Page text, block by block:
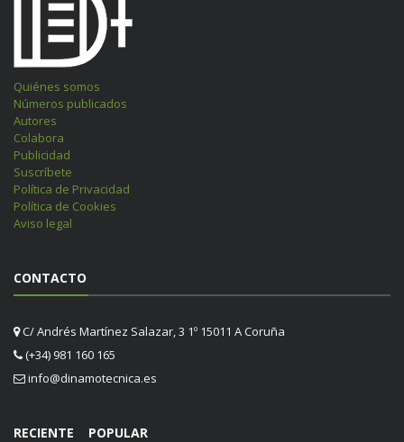
Quiénes somos
Números publicados
Autores
Colabora
Publicidad
Suscríbete
Política de Privacidad
Política de Cookies
Aviso legal
CONTACTO
C/ Andrés Martínez Salazar, 3 1º 15011 A Coruña
(+34) 981 160 165
info@dinamotecnica.es
RECIENTE POPULAR